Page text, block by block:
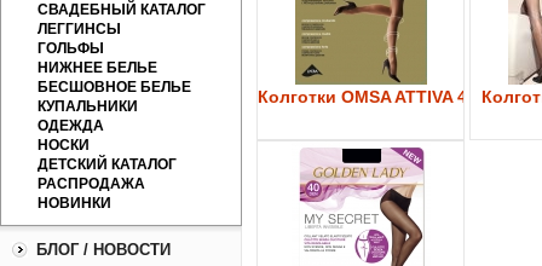
СВАДЕБНЫЙ КАТАЛОГ
ЛЕГГИНСЫ
ГОЛЬФЫ
НИЖНЕЕ БЕЛЬЕ
БЕСШОВНОЕ БЕЛЬЕ
КУПАЛЬНИКИ
ОДЕЖДА
НОСКИ
ДЕТСКИЙ КАТАЛОГ
РАСПРОДАЖА
НОВИНКИ
БЛОГ / НОВОСТИ
Колготки OMSA ATTIVA 40